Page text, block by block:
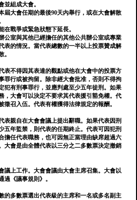
並組成大會。
屆大會任期的最後90天內舉行，或在大會解散
在戰爭或緊急狀態下延長。
公室與其他已經擔任的其他公共辦公室或專業
表的情況。當代表總數的一半以上投票贊成解
。
表不得因其表達的觀點或他在大會中的投票方
罪行或被拘留。除非經大會批准，否則不得拘
犯有刑事罪行，並應判處至少五年徒刑。如果
，大會可以決定不要求其代表援引豁免權。代
徵召入伍。代表有權獲得法律規定的報酬。
表親自在大會會議上提出辭職。如果代表因刑
五年監禁，則代表的任期終止。代表可因犯刑
擔任代表職務，也可因無正當理由缺席超過六
大會是由全體代表以三分之二多數票決定撤銷
議上工作。大會會議由大會主席召集。大會以
過《議事規則》。
的多數票選出代表級的主席和一名或多名副主